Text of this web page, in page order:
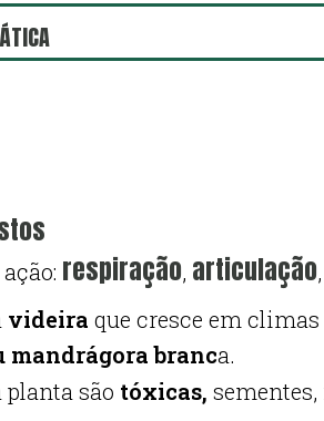
respiração, articulação,
videira que cresce em
mandrágora branca.
são tóxicas,